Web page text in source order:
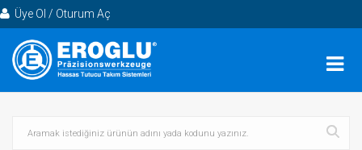
Üye Ol / Oturum Aç